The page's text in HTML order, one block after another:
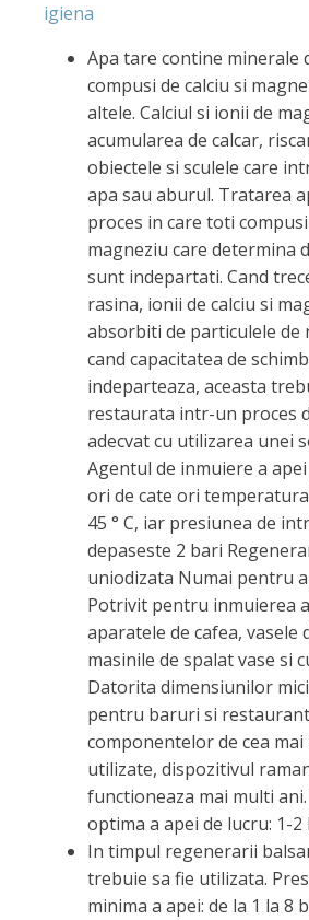
igiena
Apa tare contine minerale
compusi de calciu si
altele. Calciul si ionii de
acumularea de calcar,
obiectele si sculele care
apa sau aburul. Tratarea
proces in care toti
magneziu care determina
sunt indepartati. Cand
rasina, ionii de calciu si
absorbiti de particulele de
cand capacitatea de
indeparteaza, aceasta
restaurata intr-un proces
adecvat cu utilizarea unei
Agentul de inmuiere a
ori de cate ori
45 ° C, iar presiunea de
depaseste 2 bari
uniodizata Numai pentru
Potrivit pentru inmuierea
aparatele de cafea, vasele
masinile de spalat vase si
Datorita dimensiunilor
pentru baruri si
componentelor de cea
utilizate, dispozitivul
functioneaza mai multi
optima a apei de lucru: 1-2
In timpul regenerarii
trebuie sa fie utilizata.
minima a apei: de la 1 la 8